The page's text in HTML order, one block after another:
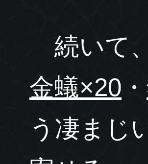
続いて
金蟻×20 ・
う凄まじ